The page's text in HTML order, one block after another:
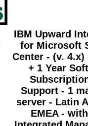
IBM Upward
for Microsoft
Center - (v.
+ 1 Year
Support - 1
server - Latin
EMEA -